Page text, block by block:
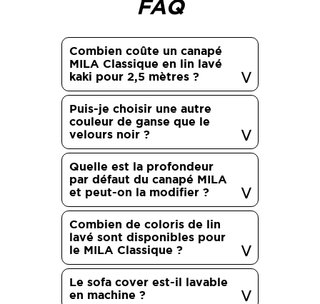
FAQ
Combien coûte un canapé
MILA Classique en lin lavé
kaki pour 2,5 mètres ?
Puis-je choisir une autre
couleur de ganse que le
velours noir ?
Quelle est la profondeur
par défaut du canapé MILA
et peut-on la modifier ?
Combien de coloris de lin
lavé sont disponibles pour
le MILA Classique ?
Le sofa cover est-il lavable
en machine ?